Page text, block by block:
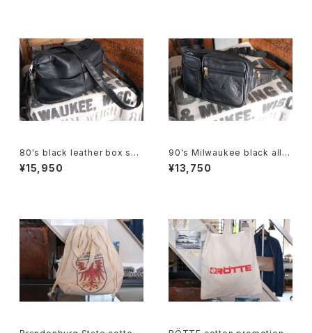
80's black leather box sho
ulder Bag w/ tassel accent
¥15,950
90's Milwaukee black all-l
eather fanny Pack
¥13,750